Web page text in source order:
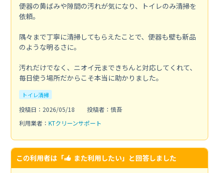
便器の黄ばみや隙間の汚れが気になり、トイレのみ清掃を
依頼。
隅々まで丁寧に清掃してもらえたことで、便器も壁も新品
のような明るさに。
汚れだけでなく、ニオイ元まできちんと対応してくれて、
毎日使う場所だからこそ本当に助かりました。
トイレ清掃
投稿日：2026/05/18
投稿者：慎吾
利用業者： KTクリーンサポート
この利用者は「 また利用したい」と回答しました